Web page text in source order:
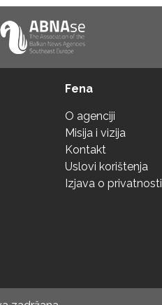
Fena
O agenciji
Misija i vizija
Kontakt
Uslovi korištenja
Izjava o privatnosti